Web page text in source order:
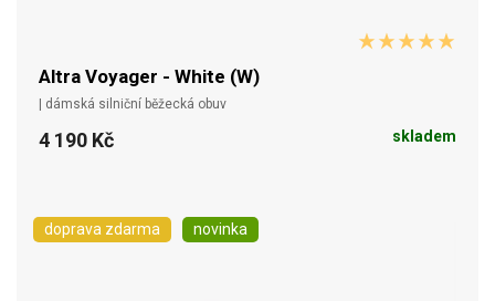
Altra Voyager - White (W)
| dámská silniční běžecká obuv
4 190 Kč skladem
doprava zdarma novinka